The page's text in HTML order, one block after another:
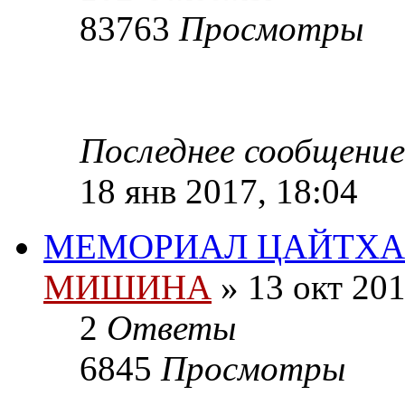
83763 Просмотры
Последнее
18 янв 2017, 18:04
МЕМОРИАЛ
МИШИНА » 13 окт
2 Ответы
6845 Просмотры